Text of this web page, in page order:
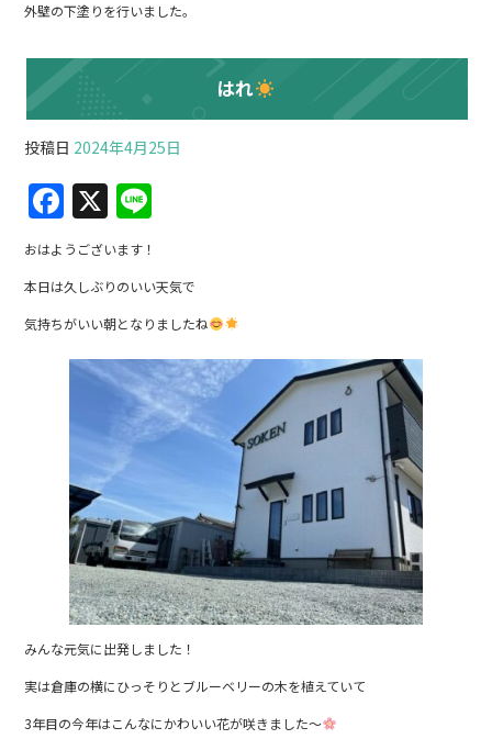
外壁の下塗りを行いました。
はれ
投稿日 2024年4月25日
F
a
c
e
b
o
k
X
e
おはようございます！
本日は久しぶりのいい天気で
気持ちがいい朝となりましたね
みんな元気に出発しました！
実は倉庫の横にひっそりとブルーベリーの木を植えていて
3年目の今年はこんなにかわいい花が咲きました～